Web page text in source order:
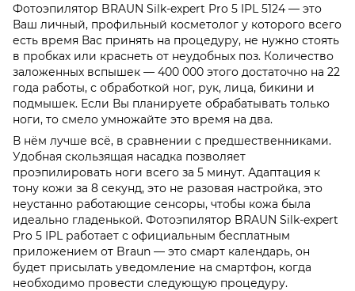
Фотоэпилятор BRAUN Silk-expert Pro 5 IPL 5124 — это
Ваш личный, профильный косметолог у которого всего
есть время Вас принять на процедуру, не нужно стоять
в пробках или краснеть от неудобных поз. Количество
заложенных вспышек — 400 000 этого достаточно на 22
года работы, с обработкой ног, рук, лица, бикини и
подмышек. Если Вы планируете обрабатывать только
ноги, то смело умножайте это время на два.
В нём лучше всё, в сравнении с предшественниками.
Удобная скользящая насадка позволяет
проэпилировать ноги всего за 5 минут. Адаптация к
тону кожи за 8 секунд, это не разовая настройка, это
неустанно работающие сенсоры, чтобы кожа была
идеально гладенькой. Фотоэпилятор BRAUN Silk-expert
Pro 5 IPL работает с официальным бесплатным
приложением от Braun — это смарт календарь, он
будет присылать уведомление на смартфон, когда
необходимо провести следующую процедуру.